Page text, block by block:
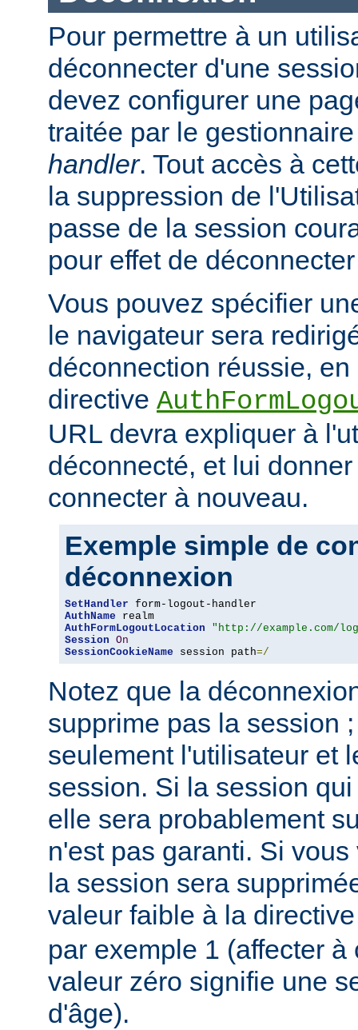
Pour permettre à un
déconnecter d'une
devez configurer une
traitée par le
handler. Tout accès à
la suppression de
passe de la session
pour effet de
Vous pouvez spécifier
le navigateur sera
déconnection réussie,
directive
URL devra expliquer à
déconnecté, et lui
connecter à nouveau.
Exemple simple de
déconnexion
SetHandler
AuthName
AuthFormLogoutLocation
"http://example.com/
Session On
SessionCookieName session path=/
Notez que la
supprime pas la session
seulement l'utilisateur et
session. Si la session
elle sera probablement
n'est pas garanti. Si
la session sera
valeur faible à la
par exemple 1 (affecter
valeur zéro signifie une
d'âge).